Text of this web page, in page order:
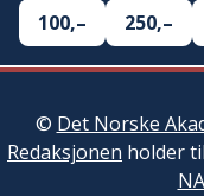
100,–
250,–
© Det Norske
Redaksjonen holder